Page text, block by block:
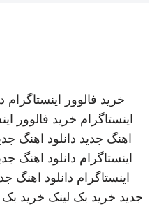
خرید فالوور اینستاگرام
اینستاگرام خرید فالوور
اهنگ جدید دانلود اهنگ
اینستاگرام دانلود اهنگ
اینستاگرام دانلود اهنگ
جدید خرید بک لینک خرید بک